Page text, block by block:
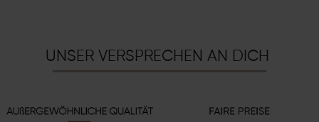
UNSER VERSPRECHEN AN DICH